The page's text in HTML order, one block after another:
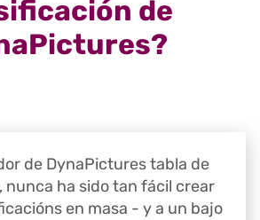
de
de DynaPictures tabla de
nunca ha sido tan fácil crear
en masa - y a un bajo